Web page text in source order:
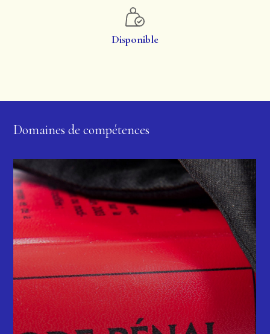
Disponible
Domaines de compétences